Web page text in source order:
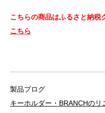
こちらの商品はふるさと納税
こちら
製品ブログ
キーホルダー・BRANCHの